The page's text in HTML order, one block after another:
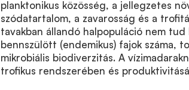
planktonikus közösség, a jellegzetes
szódatartalom, a zavarosság és a
tavakban állandó halpopuláció nem
bennszülött (endemikus) fajok száma,
mikrobiális biodiverzitás. A
trofikus rendszerében és